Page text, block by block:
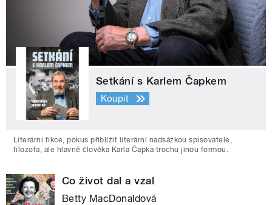
Setkání s Karlem Čapkem
Koupit
Literární fikce, pokus přiblížit literární nadsázkou spisovatele,
filozofa, ale hlavně člověka Karla Čapka trochu jinou formou.
Co život dal a vzal
Betty MacDonaldová